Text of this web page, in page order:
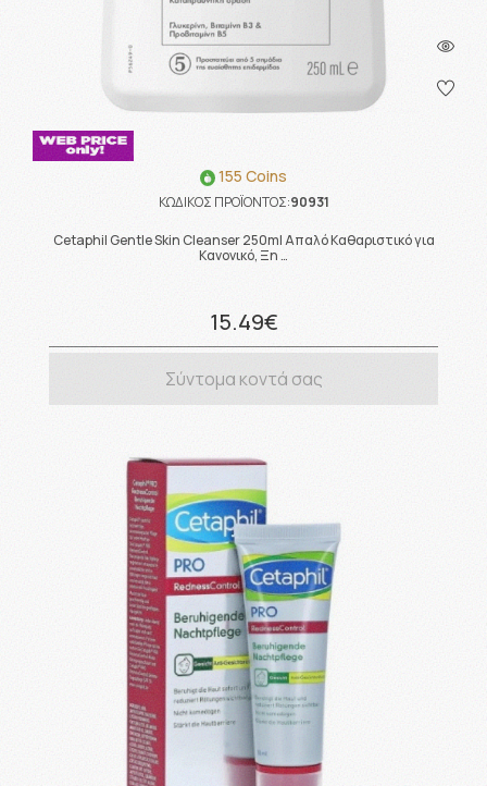
155 Coins
ΚΩΔΙΚΟΣ ΠΡΟΪΟΝΤΟΣ:90931
Cetaphil Gentle Skin Cleanser 250ml Απαλό Καθαριστικό για
Κανονικό, Ξη …
15.49€
Σύντομα κοντά σας